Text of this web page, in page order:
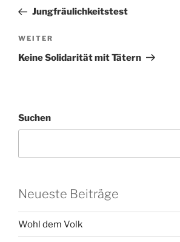
Beitrag
Jungfräulichkeitstest
Nächster
Beitrag
WEITER
Keine Solidarität mit Tätern
Suchen
Neueste Beiträge
Wohl dem Volk